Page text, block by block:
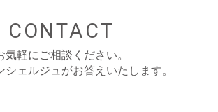
CONTACT
気軽にご相談ください。
シェルジュがお答えいたします。